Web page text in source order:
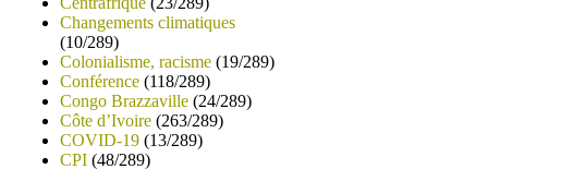
Changements climatiques
(10/289)
Colonialisme, racisme (19/289)
Conférence (118/289)
Congo Brazzaville (24/289)
Côte d’Ivoire (263/289)
COVID-19 (13/289)
CPI (48/289)